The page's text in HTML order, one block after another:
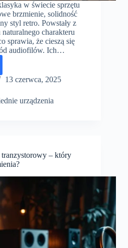
w świecie sprzętu
brzmienie, solidność
styl retro. Powstały z
charakteru
sprawia, że cieszą się
audiofilów. Ich…
13 czerwca, 2025
urządzenia
– który